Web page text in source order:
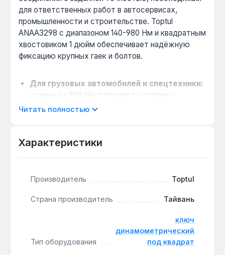
для ответственных работ в автосервисах,
промышленности и строительстве. Toptul
ANAA3298 с диапазоном 140-980 Нм и квадратным
хвостовиком 1 дюйм обеспечивает надёжную
фиксацию крупных гаек и болтов.
Для грузовых автомобилей и спецтехники:
усилие до 980 Нм позволяет затягивать
колёсные гайки и болты двигателей без риска
Эргономика при длительной работе:
прикладывать усилие с минимальными
неудобных положениях.
отличие от цифровых моделей, аналоговый тип
не требует батареек и калибровки перед
каждым использованием — достаточно
Читать полностью
Характеристики
Производитель Toptul
Страна производитель Тайвань
Тип оборудования
ключ
динамометрический
под квадрат